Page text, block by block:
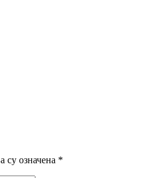
су означена *